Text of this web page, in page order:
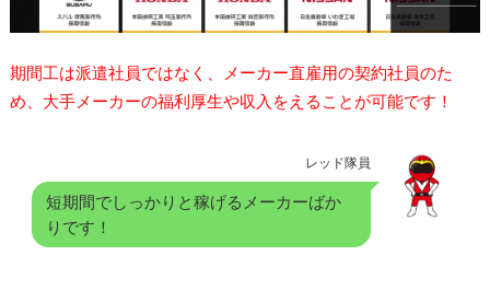
期間工は派遣社員ではなく、メーカー直雇用の契約社員のた
め、大手メーカーの福利厚生や収入をえることが可能です！
レッド隊員
短期間でしっかりと稼げるメーカーばか
りです！